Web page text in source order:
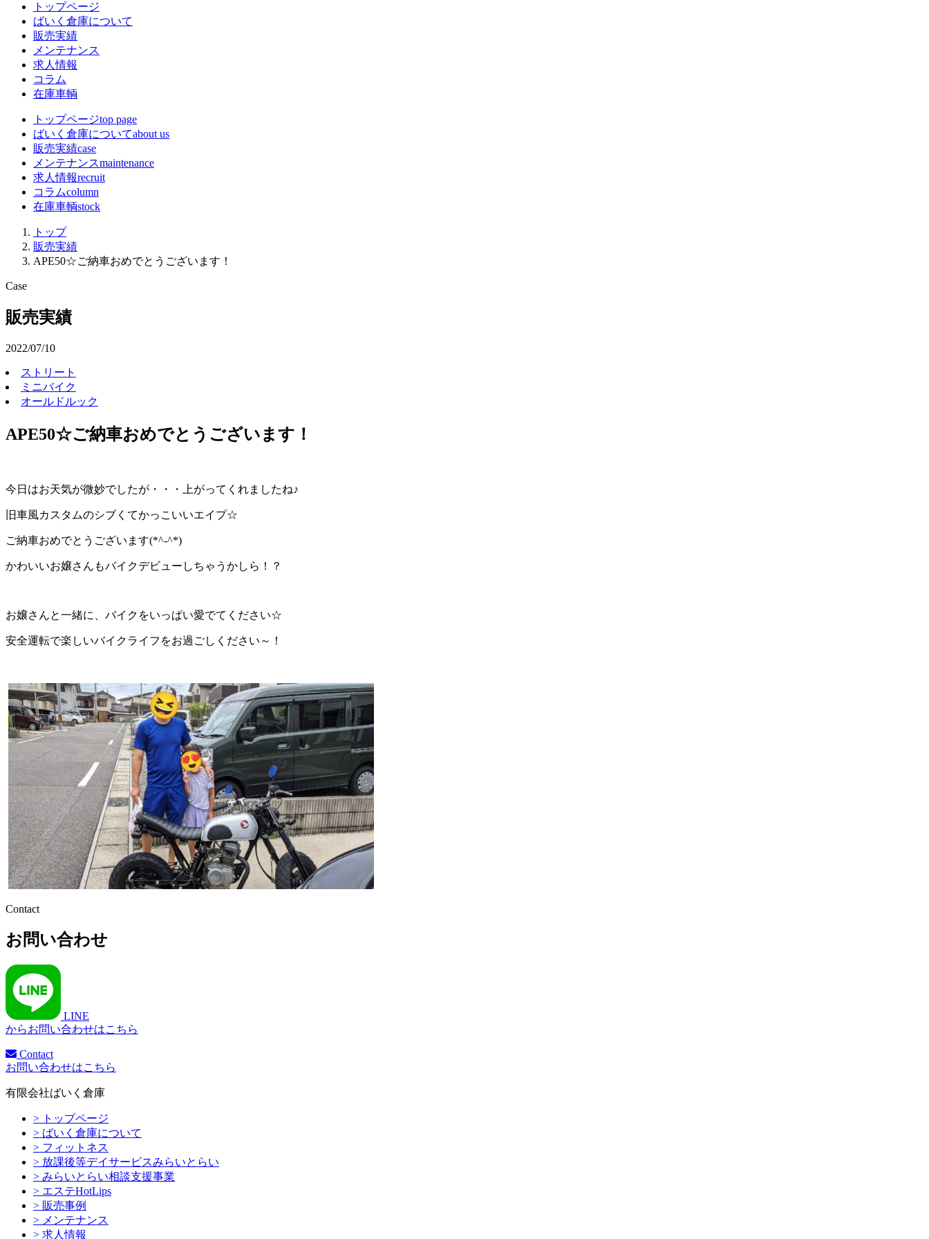
トップページ
ばいく倉庫について
販売実績
メンテナンス
求人情報
コラム
在庫車輌
トップページtop page
ばいく倉庫についてabout us
販売実績case
メンテナンスmaintenance
求人情報recruit
コラムcolumn
在庫車輌stock
トップ
販売実績
APE50☆ご納車おめでとうございます！
Case
販売実績
2022/07/10
ストリート
ミニバイク
オールドルック
APE50☆ご納車おめでとうございます！
今日はお天気が微妙でしたが・・・上がってくれましたね♪
旧車風カスタムのシブくてかっこいいエイプ☆
ご納車おめでとうございます(*^-^*)
かわいいお嬢さんもバイクデビューしちゃうかしら！？
お嬢さんと一緒に、バイクをいっぱい愛でてください☆
安全運転で楽しいバイクライフをお過ごしください～！
Contact
お問い合わせ
LINE
からお問い合わせはこちら
Contact
お問い合わせはこちら
有限会社ばいく倉庫
> トップページ
> ばいく倉庫について
> フィットネス
> 放課後等デイサービスみらいとらい
> みらいとらい相談支援事業
> エステHotLips
> 販売事例
> メンテナンス
> 求人情報